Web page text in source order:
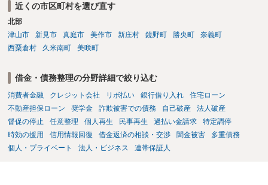
はありますか？ そこはあり得ます、ただ、弁護士費用かけるならその
分賠償に回すことも考えられるので、 兼ね合いは考えてみましょう。
近くの市区町村を選び直す
北部
津山市
新見市 真庭市 美作市 新庄村 鏡野町 勝央町
奈義町
西粟倉村
久米南町 美咲町
借金・債務整理の分野詳細で絞り込む
消費者金融 クレジット会社 リボ払い 銀行借り入れ
住宅ローン
不動産担保ローン
奨学金 詐欺被害での債務 自己破産
法人破産
督促の停止
任意整理 個人再生 民事再生 過払い金請求
特定調停
時効の援用
信用情報回復 借金返済の相談・交渉 闇金被害
多重債務
個人・プライベート
法人・ビジネス 連帯保証人